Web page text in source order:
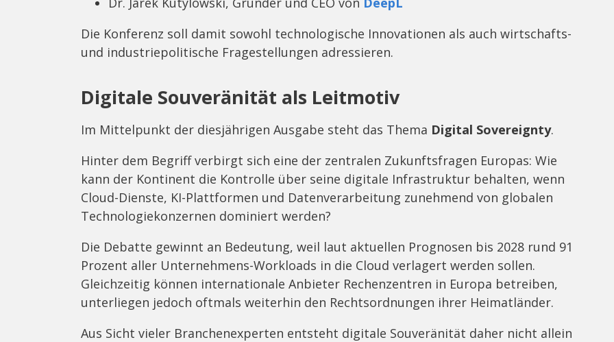
Die Konferenz soll damit sowohl technologische Innovationen als auch wirtschafts-
und industriepolitische Fragestellungen adressieren.
Digitale Souveränität als Leitmotiv
Im Mittelpunkt der diesjährigen Ausgabe steht das Thema Digital Sovereignty.
Hinter dem Begriff verbirgt sich eine der zentralen Zukunftsfragen Europas: Wie
kann der Kontinent die Kontrolle über seine digitale Infrastruktur behalten, wenn
Cloud-Dienste, KI-Plattformen und Datenverarbeitung zunehmend von globalen
Technologiekonzernen dominiert werden?
Die Debatte gewinnt an Bedeutung, weil laut aktuellen Prognosen bis 2028 rund 91
Prozent aller Unternehmens-Workloads in die Cloud verlagert werden sollen.
Gleichzeitig können internationale Anbieter Rechenzentren in Europa betreiben,
unterliegen jedoch oftmals weiterhin den Rechtsordnungen ihrer Heimatländer.
Aus Sicht vieler Branchenexperten entsteht digitale Souveränität daher nicht allein